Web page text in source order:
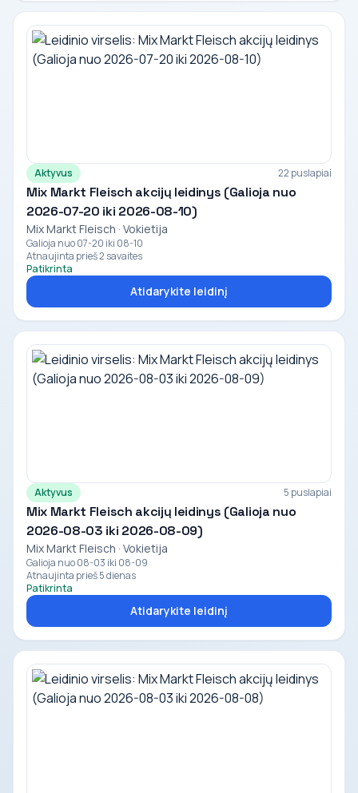
Aktyvus 22 puslapiai
Mix Markt Fleisch akcijų leidinys (Galioja nuo
2026-07-20 iki 2026-08-10)
Mix Markt Fleisch · Vokietija
Galioja nuo 07-20 iki 08-10
Atnaujinta prieš 2 savaites
Patikrinta
Atidarykite leidinį
Aktyvus 5 puslapiai
Mix Markt Fleisch akcijų leidinys (Galioja nuo
2026-08-03 iki 2026-08-09)
Mix Markt Fleisch · Vokietija
Galioja nuo 08-03 iki 08-09
Atnaujinta prieš 5 dienas
Patikrinta
Atidarykite leidinį